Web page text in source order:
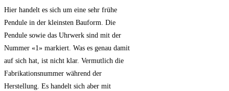
Hier handelt es sich um eine sehr frühe
Pendule in der kleinsten Bauform. Die
Pendule sowie das Uhrwerk sind mit der
Nummer «1» markiert. Was es genau damit
auf sich hat, ist nicht klar. Vermutlich die
Fabrikationsnummer während der
Herstellung. Es handelt sich aber mit